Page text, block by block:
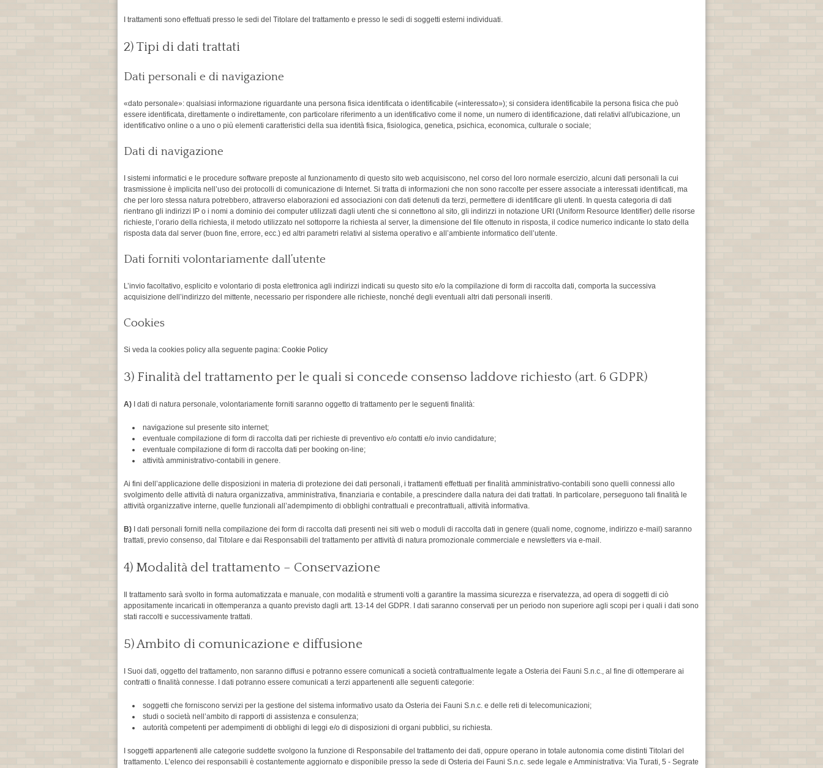
I trattamenti sono effettuati presso le sedi del Titolare del trattamento e presso le sedi di soggetti esterni individuati.
2) Tipi di dati trattati
Dati personali e di navigazione
«dato personale»: qualsiasi informazione riguardante una persona fisica identificata o identificabile («interessato»); si considera identificabile la persona fisica che può
essere identificata, direttamente o indirettamente, con particolare riferimento a un identificativo come il nome, un numero di identificazione, dati relativi all'ubicazione, un
identificativo online o a uno o più elementi caratteristici della sua identità fisica, fisiologica, genetica, psichica, economica, culturale o sociale;
Dati di navigazione
I sistemi informatici e le procedure software preposte al funzionamento di questo sito web acquisiscono, nel corso del loro normale esercizio, alcuni dati personali la cui
trasmissione è implicita nell’uso dei protocolli di comunicazione di Internet. Si tratta di informazioni che non sono raccolte per essere associate a interessati identificati, ma
che per loro stessa natura potrebbero, attraverso elaborazioni ed associazioni con dati detenuti da terzi, permettere di identificare gli utenti. In questa categoria di dati
rientrano gli indirizzi IP o i nomi a dominio dei computer utilizzati dagli utenti che si connettono al sito, gli indirizzi in notazione URI (Uniform Resource Identifier) delle risorse
richieste, l’orario della richiesta, il metodo utilizzato nel sottoporre la richiesta al server, la dimensione del file ottenuto in risposta, il codice numerico indicante lo stato della
risposta data dal server (buon fine, errore, ecc.) ed altri parametri relativi al sistema operativo e all’ambiente informatico dell’utente.
Dati forniti volontariamente dall’utente
L’invio facoltativo, esplicito e volontario di posta elettronica agli indirizzi indicati su questo sito e/o la compilazione di form di raccolta dati, comporta la successiva
acquisizione dell’indirizzo del mittente, necessario per rispondere alle richieste, nonché degli eventuali altri dati personali inseriti.
Cookies
Si veda la cookies policy alla seguente pagina: Cookie Policy
3) Finalità del trattamento per le quali si concede consenso laddove richiesto (art. 6 GDPR)
A) I dati di natura personale, volontariamente forniti saranno oggetto di trattamento per le seguenti finalità:
navigazione sul presente sito internet;
eventuale compilazione di form di raccolta dati per richieste di preventivo e/o contatti e/o invio candidature;
eventuale compilazione di form di raccolta dati per booking on-line;
attività amministrativo-contabili in genere.
Ai fini dell’applicazione delle disposizioni in materia di protezione dei dati personali, i trattamenti effettuati per finalità amministrativo-contabili sono quelli connessi allo
svolgimento delle attività di natura organizzativa, amministrativa, finanziaria e contabile, a prescindere dalla natura dei dati trattati. In particolare, perseguono tali finalità le
attività organizzative interne, quelle funzionali all’adempimento di obblighi contrattuali e precontrattuali, attività informativa.
B) I dati personali forniti nella compilazione dei form di raccolta dati presenti nei siti web o moduli di raccolta dati in genere (quali nome, cognome, indirizzo e-mail) saranno
trattati, previo consenso, dal Titolare e dai Responsabili del trattamento per attività di natura promozionale commerciale e newsletters via e-mail.
4) Modalità del trattamento – Conservazione
Il trattamento sarà svolto in forma automatizzata e manuale, con modalità e strumenti volti a garantire la massima sicurezza e riservatezza, ad opera di soggetti di ciò
appositamente incaricati in ottemperanza a quanto previsto dagli artt. 13-14 del GDPR. I dati saranno conservati per un periodo non superiore agli scopi per i quali i dati sono
stati raccolti e successivamente trattati.
5) Ambito di comunicazione e diffusione
I Suoi dati, oggetto del trattamento, non saranno diffusi e potranno essere comunicati a società contrattualmente legate a Osteria dei Fauni S.n.c., al fine di ottemperare ai
contratti o finalità connesse. I dati potranno essere comunicati a terzi appartenenti alle seguenti categorie:
soggetti che forniscono servizi per la gestione del sistema informativo usato da Osteria dei Fauni S.n.c. e delle reti di telecomunicazioni;
studi o società nell’ambito di rapporti di assistenza e consulenza;
autorità competenti per adempimenti di obblighi di leggi e/o di disposizioni di organi pubblici, su richiesta.
I soggetti appartenenti alle categorie suddette svolgono la funzione di Responsabile del trattamento dei dati, oppure operano in totale autonomia come distinti Titolari del
trattamento. L’elenco dei responsabili è costantemente aggiornato e disponibile presso la sede di Osteria dei Fauni S.n.c. sede legale e Amministrativa: Via Turati, 5 - Segrate